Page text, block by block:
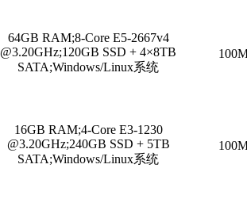
64GB RAM;8-Core E5-2667v4
@3.20GHz;120GB SSD + 4×8TB
SATA;Windows/Linux系统
16GB RAM;4-Core E3-1230
@3.20GHz;240GB SSD + 5TB
SATA;Windows/Linux系统